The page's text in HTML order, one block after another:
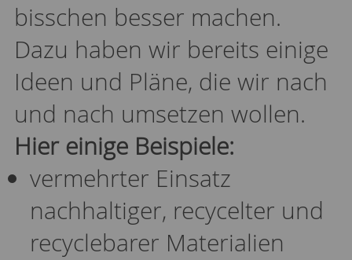
bisschen besser machen.
Dazu haben wir bereits einige
Ideen und Pläne, die wir nach
und nach umsetzen wollen.
Hier einige Beispiele:
vermehrter Einsatz
nachhaltiger, recycelter und
recyclebarer Materialien